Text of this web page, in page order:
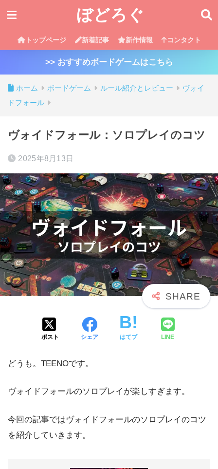
ぼどろぐ
トップページ 新着記事 新作情報 コンタクト
>> おすすめボードゲームはこちら
ホーム ボードゲーム ルール紹介とレビュー
ヴォイ
ドフォール
ヴォイドフォール：ソロプレイのコツ
2025年8月13日
ポスト シェア はてブ LINE
どうも。TEENOです。
ヴォイドフォールのソロプレイが楽しすぎます。
今回の記事ではヴォイドフォールのソロプレイのコツ
を紹介していきます。